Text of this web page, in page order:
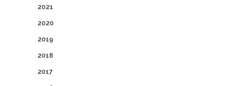
2021
2020
2019
2018
2017